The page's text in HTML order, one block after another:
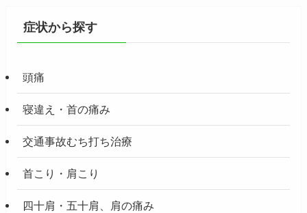
症状から探す
頭痛
寝違え・首の痛み
交通事故むち打ち治療
首こり・肩こり
四十肩・五十肩、肩の痛み